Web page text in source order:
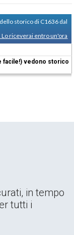
storico di C1636 dal
Lo riceverai entro un'ora
facile!) vedono storico
in tempo
tutti i